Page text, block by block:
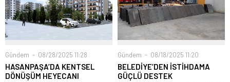
Gündem 08/28/2025 11:28
HASANPAŞA’DA KENTSEL
DÖNÜŞÜM HEYECANI
Gündem 08/18/2025 11:20
BELEDİYE’DEN İSTİHDAMA
GÜÇLÜ DESTEK